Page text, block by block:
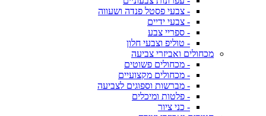
- צבעי פסטל פנדה ושעווה
- צבעי ידיים
- ספריי צבע
- טוליפ וצבעי חלון
מכחולים ואביזרי צביעה
- מכחולים פשוטים
- מכחולים מקצועיים
- מברשות וספוגים לצביעה
- פלטות ומיכלים
- כני ציור